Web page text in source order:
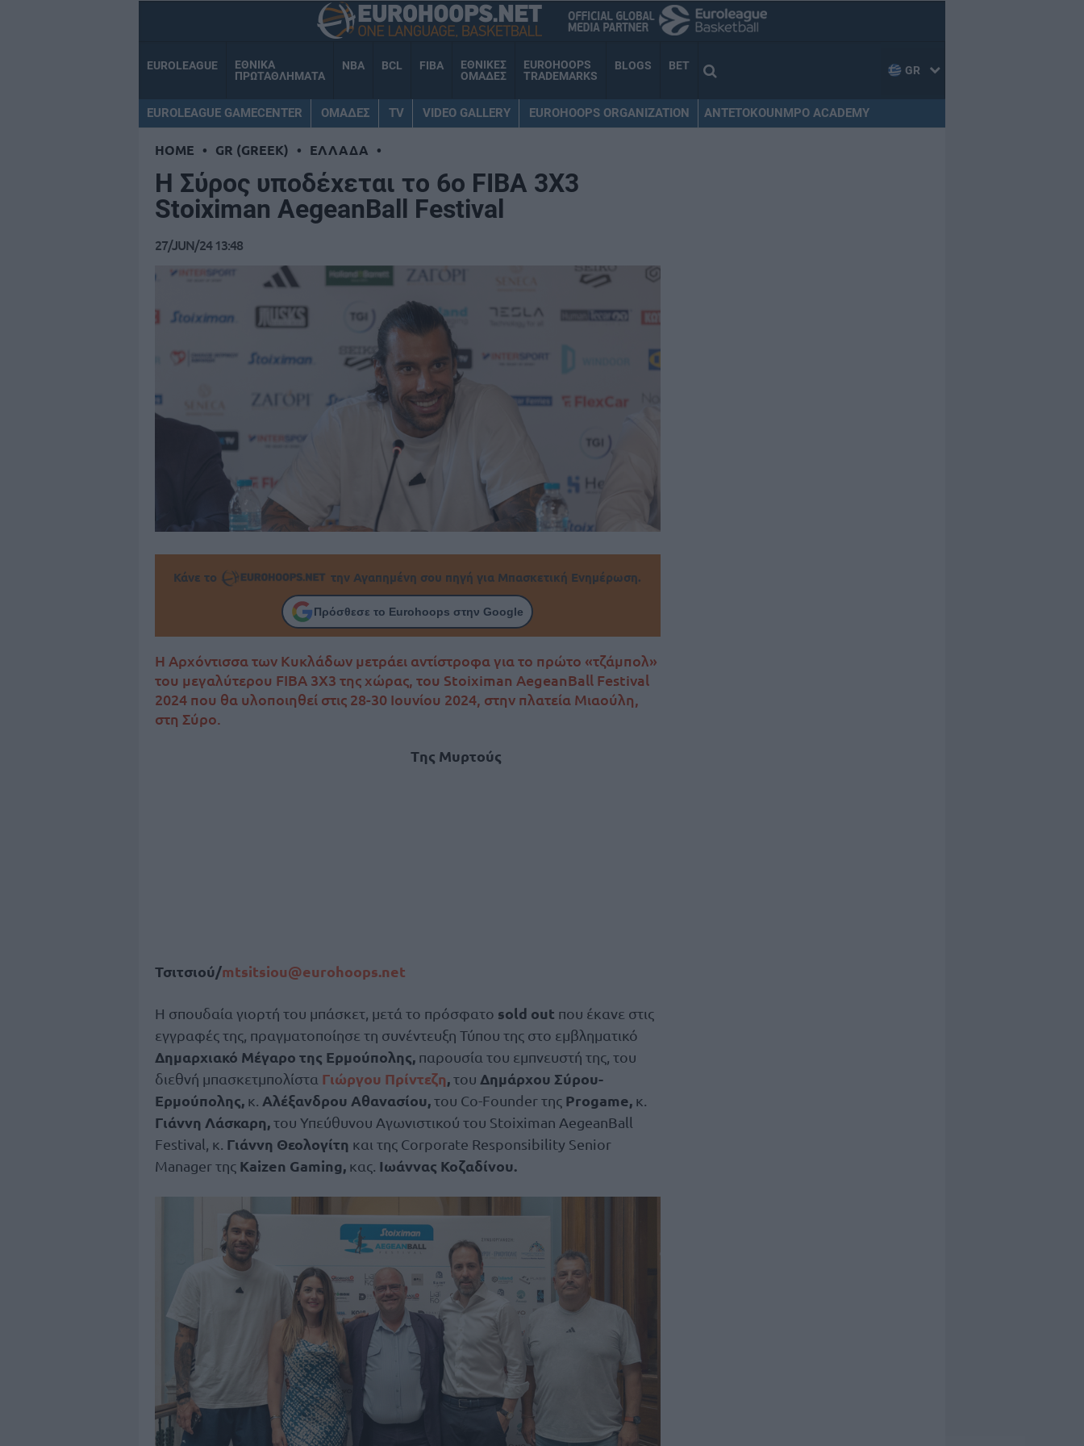
EUROLEAGUE
ΕΘΝΙΚΑ
ΠΡΩΤΑΘΛΗΜΑΤΑ
NBA BCL FIBA
ΕΘΝΙΚΕΣ
ΟΜΑΔΕΣ
EUROHOOPS
TRADEMARKS
BLOGS BET GR
EUROLEAGUE GAMECENTER ΟΜΑΔΕΣ TV VIDEO GALLERY EUROHOOPS ORGANIZATION ANTETOKOUNMPO ACADEMY
HOME • GR (GREEK) • ΕΛΛΑΔΑ •
Η Σύρος υποδέχεται το 6ο FIBA 3X3
Stoiximan AegeanBall Festival
27/JUN/24 13:48
Κάνε το την Αγαπημένη σου πηγή για Μπασκετική Ενημέρωση.
Πρόσθεσε το Eurohoops στην Google
Η Αρχόντισσα των Κυκλάδων μετράει αντίστροφα για το πρώτο «τζάμπολ»
του μεγαλύτερου FIBA 3X3 της χώρας, του Stoiximan AegeanBall Festival
2024 που θα υλοποιηθεί στις 28-30 Ιουνίου 2024, στην πλατεία Μιαούλη,
στη Σύρο.
Tης Μυρτούς
Τσιτσιού/mtsitsiou@eurohoops.net
Η σπουδαία γιορτή του μπάσκετ, μετά το πρόσφατο sold out που έκανε στις
εγγραφές της, πραγματοποίησε τη συνέντευξη Τύπου της στο εμβληματικό
Δημαρχιακό Μέγαρο της Ερμούπολης, παρουσία του εμπνευστή της, του
διεθνή μπασκετμπολίστα Γιώργου Πρίντεζη,του Δημάρχου Σύρου-
Ερμούπολης, κ. Αλέξανδρου Αθανασίου,του Co-Founder της Progame, κ.
Γιάννη Λάσκαρη,του Υπεύθυνου Αγωνιστικού του Stoiximan AegeanBall
Festival, κ. Γιάννη Θεολογίτη και της Corporate Responsibility Senior
Manager της Kaizen Gaming, κας. Ιωάννας Κοζαδίνου.